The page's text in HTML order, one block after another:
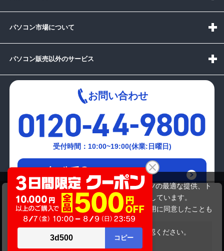
MC)EIZO
商品価格 1,099,999円
在庫がありません
パソコン市場について
パソコン販売以外のサービス
お問い合わせ
受付時間：10:00~19:00(休業:日曜日)
メールでの
お問い合わせはこちら
当サイトでは利用体験の向上およびコンテンツの最適な提供、ト
ラフィックの分析を目的としてCookieを使用しています。
サイトの閲覧を継続された場合、Cookieの利用に同意したことも
のといたします。
をご確認ください。
承諾する